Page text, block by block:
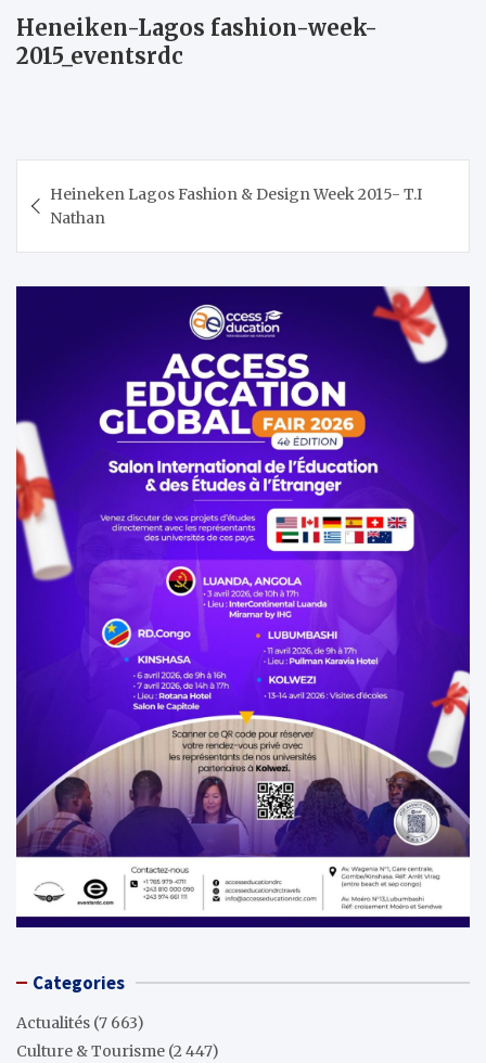
Heneiken-Lagos fashion-week-
2015_eventsrdc
de
l’article
Heineken Lagos Fashion & Design Week 2015- T.I
Nathan
Categories
Actualités (7 663)
Culture & Tourisme (2 447)